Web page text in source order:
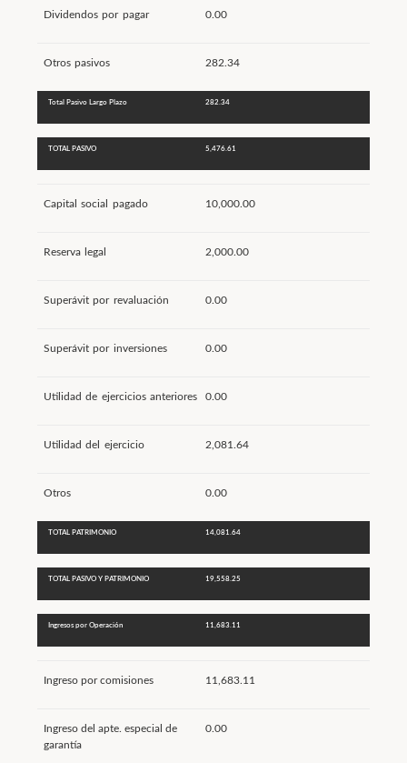
Dividendos por pagar 0.00
Otros pasivos 282.34
Total Pasivo Largo Plazo 282.34
TOTAL PASIVO 5,476.61
Capital social pagado 10,000.00
Reserva legal 2,000.00
Superávit por revaluación 0.00
Superávit por inversiones 0.00
Utilidad de ejercicios anteriores 0.00
Utilidad del ejercicio 2,081.64
Otros 0.00
TOTAL PATRIMONIO 14,081.64
TOTAL PASIVO Y PATRIMONIO 19,558.25
Ingresos por Operación 11,683.11
Ingreso por comisiones 11,683.11
Ingreso del apte. especial de
garantía
0.00